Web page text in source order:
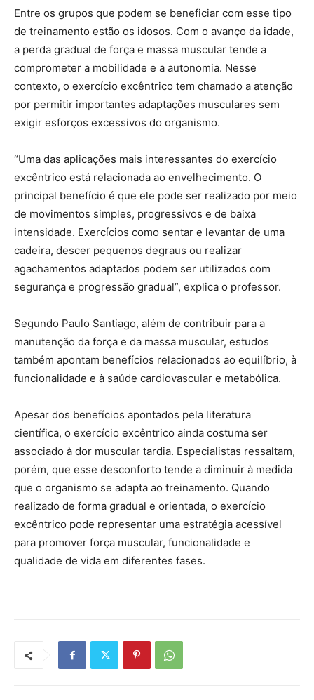
Entre os grupos que podem se beneficiar com esse tipo
de treinamento estão os idosos. Com o avanço da idade,
a perda gradual de força e massa muscular tende a
comprometer a mobilidade e a autonomia. Nesse
contexto, o exercício excêntrico tem chamado a atenção
por permitir importantes adaptações musculares sem
exigir esforços excessivos do organismo.
“Uma das aplicações mais interessantes do exercício
excêntrico está relacionada ao envelhecimento. O
principal benefício é que ele pode ser realizado por meio
de movimentos simples, progressivos e de baixa
intensidade. Exercícios como sentar e levantar de uma
cadeira, descer pequenos degraus ou realizar
agachamentos adaptados podem ser utilizados com
segurança e progressão gradual”, explica o professor.
Segundo Paulo Santiago, além de contribuir para a
manutenção da força e da massa muscular, estudos
também apontam benefícios relacionados ao equilíbrio, à
funcionalidade e à saúde cardiovascular e metabólica.
Apesar dos benefícios apontados pela literatura
científica, o exercício excêntrico ainda costuma ser
associado à dor muscular tardia. Especialistas ressaltam,
porém, que esse desconforto tende a diminuir à medida
que o organismo se adapta ao treinamento. Quando
realizado de forma gradual e orientada, o exercício
excêntrico pode representar uma estratégia acessível
para promover força muscular, funcionalidade e
qualidade de vida em diferentes fases.